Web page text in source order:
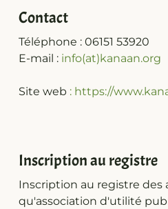
Contact
Téléphone : 06151 53920
E-mail : info(at)kanaan.org
Site web : https://
Inscription au registre
Inscription au registre des
qu'association d'utilité